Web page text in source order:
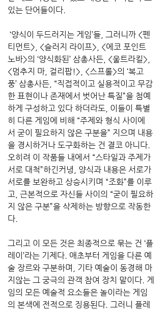
있는 단어들이다.
‘양식이 두드러지는 게임’들, 그러니까 <펜
티먼트>, <슬러지 라이프>, <에코 포인트
노바>의 ‘양식화된’ 삼총사든, <울트라킬>,
<멈추지 마, 걸리팝!>, <스프롤>의 ‘복고
풍’ 삼총사든, “직접적이고 실용적이고 무감
한 표현이나 존재에서 벗어난 특질”을 첨예
하게 구성하고 있다 하더라도, 이들이 특별
히 다른 게임에 비해 “주제와 형식 사이에
서 굳이 필요하지 않은 구분을” 지으며 내용
을 경시하거나 도구화하는 건 결코 아니다.
오히려 이 작품들 내에서 “스타일과 주제가
서로 대척”하긴커녕, 양식과 내용은 서로가
서로를 보완하고 상승시키며 “조화”를 이루
고, 근본적으로 자신들 사이의 “굳이 필요하
지 않은 구분”을 삭제하는 방향으로 작동한
다.
그리고 이 모든 것은 최종적으로 묶는 건 ‘플
레이’라는 기제다. 애초부터 게임을 다른 예
술 장르와 구분하며, 기타 예술이 동경해 마
지않는 그 궁극의 관객 참여 장치 말이다. 게
임의 모든 예술적 요소들은 놀이라는 게임
의 본색에 전적으로 징용된다. 그러니 플레